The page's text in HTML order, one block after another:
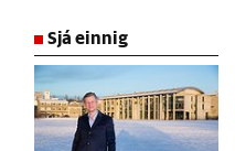
Sjá einnig